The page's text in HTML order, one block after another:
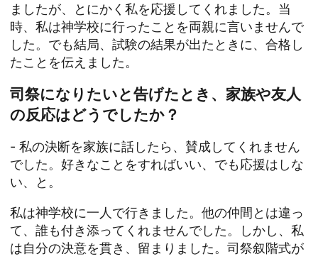
ましたが、とにかく私を応援してくれました。当
時、私は神学校に行ったことを両親に言いませんで
した。でも結局、試験の結果が出たときに、合格し
たことを伝えました。
司祭になりたいと告げたとき、家族や友人
の反応はどうでしたか？
- 私の決断を家族に話したら、賛成してくれません
でした。好きなことをすればいい、でも応援はしな
い、と。
私は神学校に一人で行きました。他の仲間とは違っ
て、誰も付き添ってくれませんでした。しかし、私
は自分の決意を貫き、留まりました。司祭叙階式が